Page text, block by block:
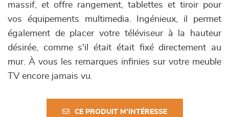
massif, et offre rangement, tablettes et tiroir pour
vos équipements multimedia. Ingénieux, il permet
également de placer votre téléviseur à la hauteur
désirée, comme s'il était était fixé directement au
mur. À vous les remarques infinies sur votre meuble
TV encore jamais vu.
CE PRODUIT M'INTÉRESSE